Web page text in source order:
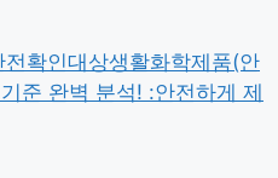
전확인대상생활화학제품(안
준 완벽 분석! :안전하게 제